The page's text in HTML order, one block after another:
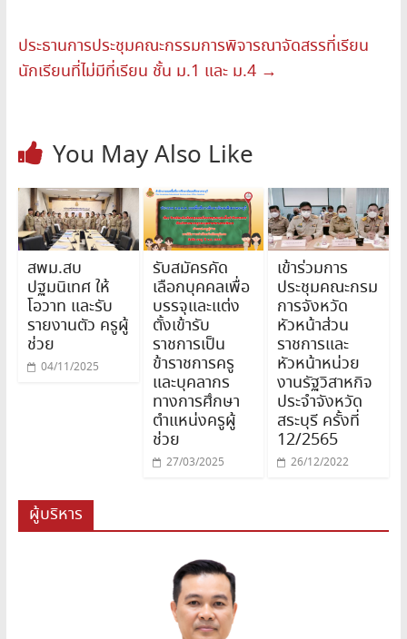
ประธานการประชุมคณะกรรมการพิจารณาจัดสรรที่เรียน
นักเรียนที่ไม่มีที่เรียน ชั้น ม.1 และ ม.4 →
You May Also Like
สพม.สบ
ปฐมนิเทศ ให้
โอวาท และรับ
รายงานตัว ครูผู้
ช่วย
04/11/2025
รับสมัครคัด
เลือกบุคคลเพื่อ
บรรจุและแต่ง
ตั้งเข้ารับ
ราชการเป็น
ข้าราชการครู
และบุคลากร
ทางการศึกษา
ตำแหน่งครูผู้
ช่วย
27/03/2025
เข้าร่วมการ
ประชุมคณะกรม
การจังหวัด
หัวหน้าส่วน
ราชการและ
หัวหน้าหน่วย
งานรัฐวิสาหกิจ
ประจำจังหวัด
สระบุรี ครั้งที่
12/2565
26/12/2022
ผู้บริหาร